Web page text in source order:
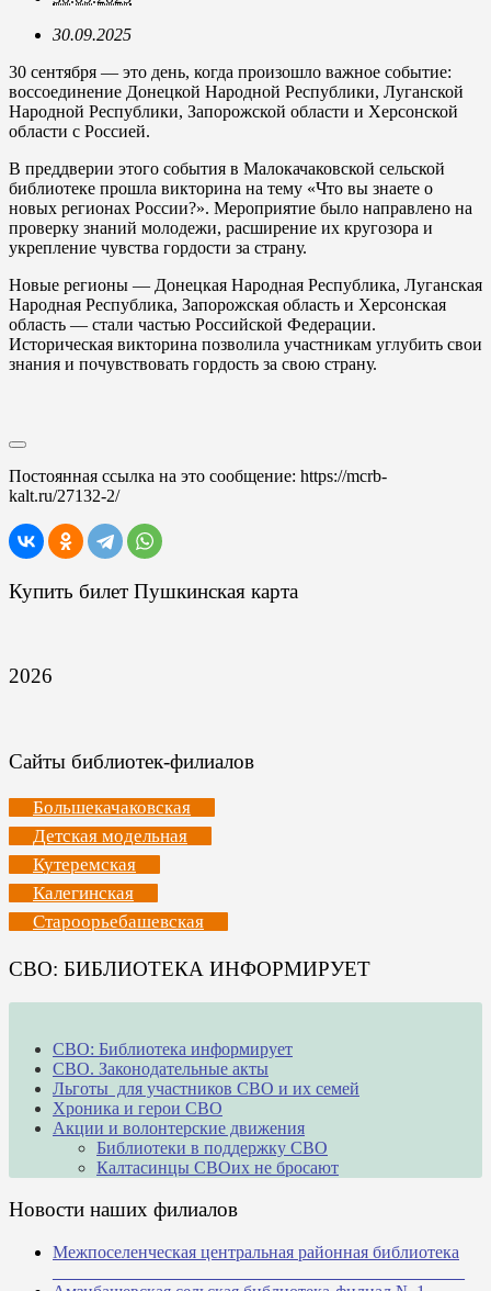
30.09.2025
30 сентября — это день, когда произошло важное событие:
воссоединение Донецкой Народной Республики, Луганской
Народной Республики, Запорожской области и Херсонской
области с Россией.
В преддверии этого события в Малокачаковской сельской
библиотеке прошла викторина на тему «Что вы знаете о
новых регионах России?». Мероприятие было направлено на
проверку знаний молодежи, расширение их кругозора и
укрепление чувства гордости за страну.
Новые регионы — Донецкая Народная Республика, Луганская
Народная Республика, Запорожская область и Херсонская
область — стали частью Российской Федерации.
Историческая викторина позволила участникам углубить свои
знания и почувствовать гордость за свою страну.
Постоянная ссылка на это сообщение: https://mcrb-
kalt.ru/27132-2/
Купить билет Пушкинская карта
2026
Сайты библиотек-филиалов
Большекачаковская
Детская модельная
Кутеремская
Калегинская
Староорьебашевская
СВО: БИБЛИОТЕКА ИНФОРМИРУЕТ
СВО: Библиотека информирует
СВО. Законодательные акты
Льготы для участников СВО и их семей
Хроника и герои СВО
Акции и волонтерские движения
Библиотеки в поддержку СВО
Калтасинцы СВОих не бросают
Новости наших филиалов
Межпоселенческая центральная районная библиотека